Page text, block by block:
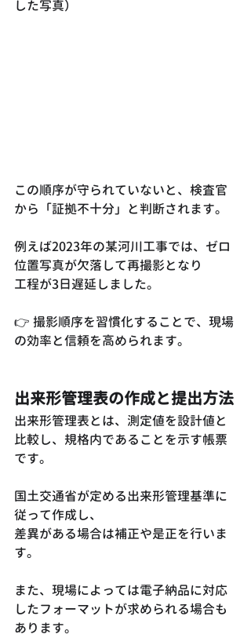
した写真）
この順序が守られていないと、検査官
から「証拠不十分」と判断されます。
例えば2023年の某河川工事では、ゼロ
位置写真が欠落して再撮影となり
工程が3日遅延しました。
👉 撮影順序を習慣化することで、現場
の効率と信頼を高められます。
出来形管理表の作成と提出方法
出来形管理表とは、測定値を設計値と
比較し、規格内であることを示す帳票
です。
国土交通省が定める出来形管理基準に
従って作成し、
差異がある場合は補正や是正を行いま
す。
また、現場によっては電子納品に対応
したフォーマットが求められる場合も
あります。